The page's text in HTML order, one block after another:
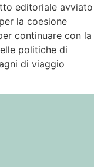
editoriale avviato
la coesione
continuare con la
politiche di
di viaggio